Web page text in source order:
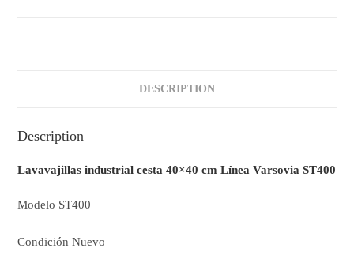
DESCRIPTION
Description
Lavavajillas industrial cesta 40×40 cm Línea Varsovia ST400
Modelo ST400
Condición Nuevo